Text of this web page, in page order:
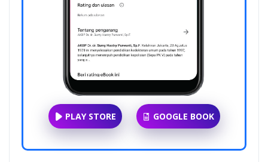
PLAY STORE GOOGLE BOOK